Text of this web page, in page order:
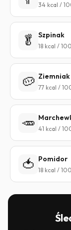
34 kcal /
🥬 Szpinak
18 kcal /
🥔 Ziemniak
77 kcal /
🥕 41 kcal /
🍅 Pomidor
18 kcal /